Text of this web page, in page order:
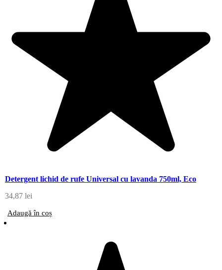
Detergent lichid de rufe Universal cu lavanda 750ml, Eco
34,87 lei
Adaugă în coș